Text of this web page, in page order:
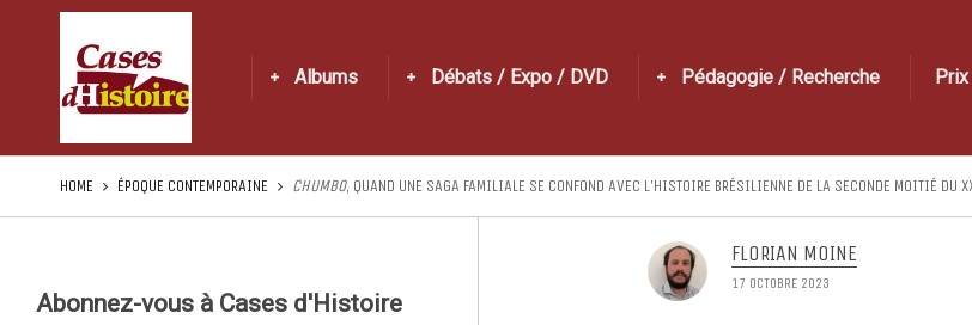
Albums Débats / Expo / DVD Pédagogie / Recherche Prix
HOME ÉPOQUE CONTEMPORAINE CHUMBO, QUAND UNE SAGA FAMILIALE SE CONFOND AVEC L’HISTOIRE BRÉSILIENNE DE LA SECONDE MOITIÉ DU
Abonnez-vous à Cases d'Histoire
FLORIAN MOINE
17 OCTOBRE 2023